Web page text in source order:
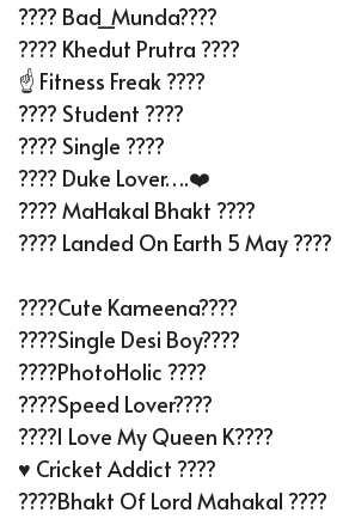
???? Bad_Munda????
???? Khedut Prutra ????
☝️ Fitness Freak ????
???? Student ????
????‍ Single ????
???? Duke Lover….❤️
???? MaHakal Bhakt ????
???? Landed On Earth 5 May ????
????Cute Kameena????
????Single Desi Boy????
????PhotoHolic ????
????Speed Lover????
????I Love My Queen K????
♥️ Cricket Addict ????
????Bhakt Of Lord Mahakal ????